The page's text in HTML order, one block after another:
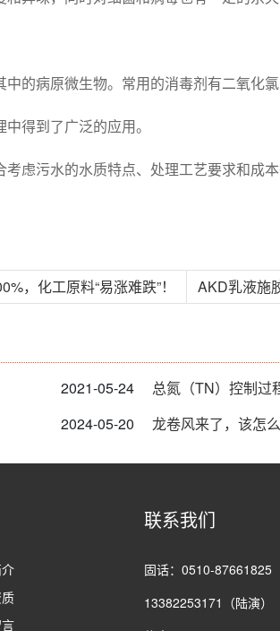
的病原微生物。常用的消毒剂有二氧化氯
得到了广泛的应用。
虑污水的水质特点、处理工艺要求和成
，化工原料“易涨难跌”！ AKD乳液施
2021-05-24 总氮（TN）控制过
2024-05-20 龙卷风来了，该怎么
联系我们
固话：0510-87661825
13382253171（陆演）